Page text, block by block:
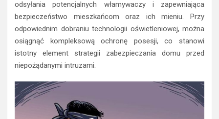
odsyłania potencjalnych włamywaczy i zapewniająca
bezpieczeństwo mieszkańcom oraz ich mieniu. Przy
odpowiednim dobraniu technologii oświetleniowej, można
osiągnąć kompleksową ochronę posesji, co stanowi
istotny element strategii zabezpieczania domu przed
niepożądanymi intruzami.